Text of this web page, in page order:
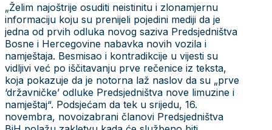
„Želim najoštrije osuditi neistinitu i zlonamjernu
informaciju koju su prenijeli pojedini mediji da je
jedna od prvih odluka novog saziva Predsjedništva
Bosne i Hercegovine nabavka novih vozila i
namještaja. Besmisao i kontradikcije u vijesti su
vidljivi već po iščitavanju prve rečenice iz teksta,
koja pokazuje da je notorna laž naslov da su „prve
‘državničke’ odluke Predsjedništva nove limuzine i
namještaj“. Podsjećam da tek u srijedu, 16.
novembra, novoizabrani članovi Predsjedništva